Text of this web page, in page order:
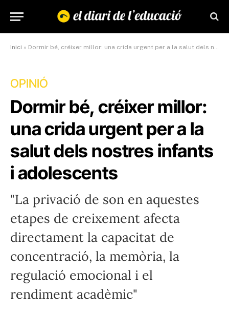
Inici » Dormir bé, créixer millor: una crida urgent per a la salut dels nostres infants i adolescents
OPINIÓ
Dormir bé, créixer millor:
una crida urgent per a la
salut dels nostres infants
i adolescents
"La privació de son en aquestes
etapes de creixement afecta
directament la capacitat de
concentració, la memòria, la
regulació emocional i el
rendiment acadèmic"